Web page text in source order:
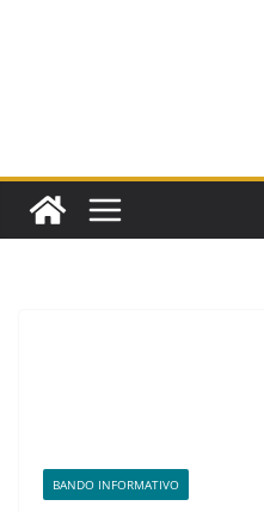
BANDO INFORMATIVO